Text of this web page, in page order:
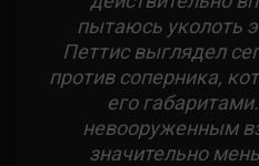
пытаюсь уколоть
Петтис выглядел
против соперника,
его
невооруженным
значительно